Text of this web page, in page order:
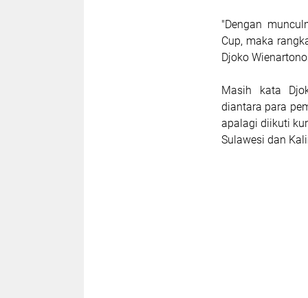
"Dengan
Cup, maka
Djoko
Masih kata
diantara para
apalagi diikuti
Sulawesi dan